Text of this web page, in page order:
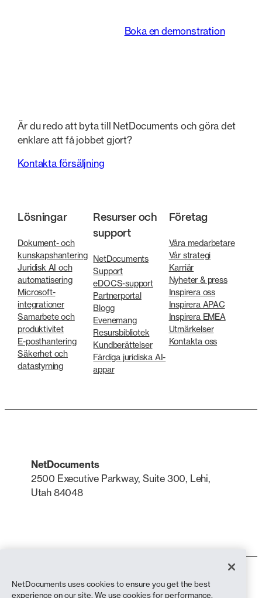
Boka en demonstration
Är du redo att byta till NetDocuments och göra det
enklare att få jobbet gjort?
Kontakta försäljning
Lösningar
Dokument- och
kunskapshantering
Juridisk AI och
automatisering
Microsoft-
integrationer
Samarbete och
produktivitet
E-posthantering
Säkerhet och
datastyrning
Resurser och
support
NetDocuments
Support
eDOCS-support
Partnerportal
Blogg
Evenemang
Resursbibliotek
Kundberättelser
Färdiga juridiska AI-
appar
Företag
Våra medarbetare
Vår strategi
Karriär
Nyheter & press
Inspirera oss
Inspirera APAC
Inspirera EMEA
Utmärkelser
Kontakta oss
NetDocuments
2500 Executive Parkway, Suite 300, Lehi,
Utah 84048
Integritetspolicy
NetDocuments uses cookies to ensure you get the best
experience on our site. We use cookies for performance,